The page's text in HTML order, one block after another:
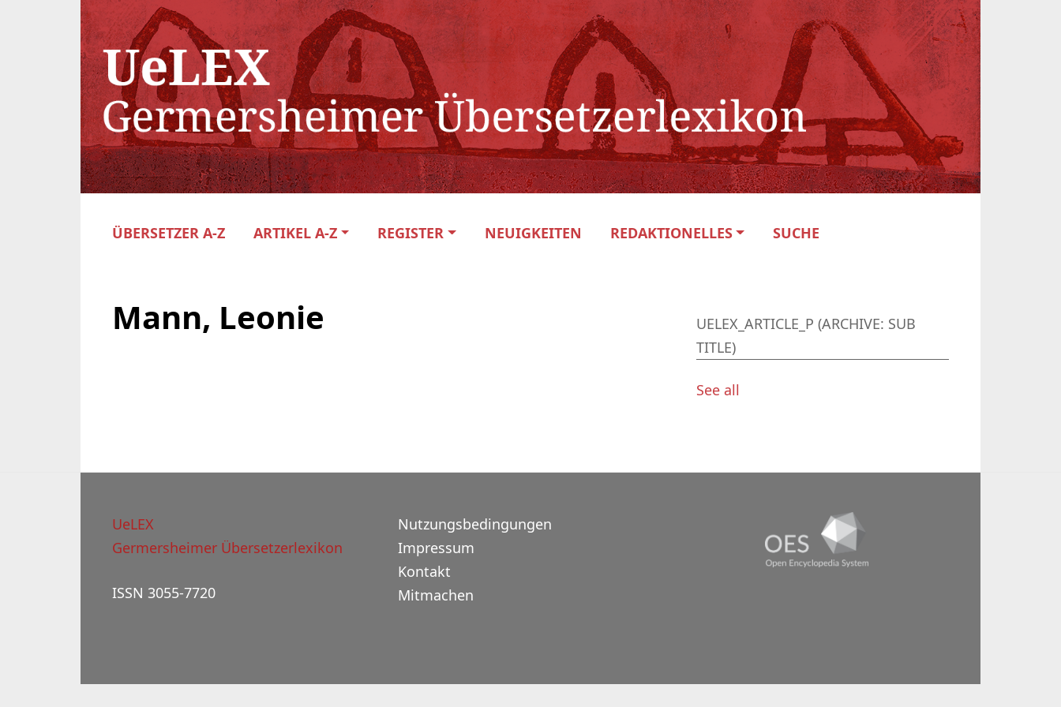
ÜBERSETZER A-Z ARTIKEL A-Z REGISTER NEUIGKEITEN REDAKTIONELLES SUCHE
Mann, Leonie
UELEX_ARTICLE_P (ARCHIVE: SUB
TITLE)
See all
UeLEX
Germersheimer Übersetzerlexikon
ISSN 3055-7720
Nutzungsbedingungen
Impressum
Kontakt
Mitmachen